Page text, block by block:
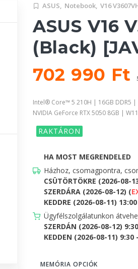
ASUS, Notebook, V16
ASUS V16
(Black)
702 990 Ft
Intel® Core™ 5 210H | 16GB DDR5 |
NVIDIA GeForce RTX 5050 8GB |
RAKTÁRON
HA MOST MEGRENDELED
Házhoz, csomagpontra,
CSÜTÖRTÖKRE (2026-08-
SZERDÁRA (2026-08-12) (
KEDDRE (2026-08-11)
Ügyfélszolgálatunkon
SZERDÁN (2026-08-12)
KEDDEN (2026-08-11) 9:30
MEMÓRIA OPCIÓK